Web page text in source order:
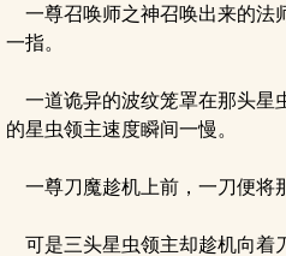
一尊召唤师之神召唤出来的法
一指。
一道诡异的波纹笼罩在那头星
的星虫领主速度瞬间一慢。
一尊刀魔趁机上前，一刀便将
可是三头星虫领主却趁机向着